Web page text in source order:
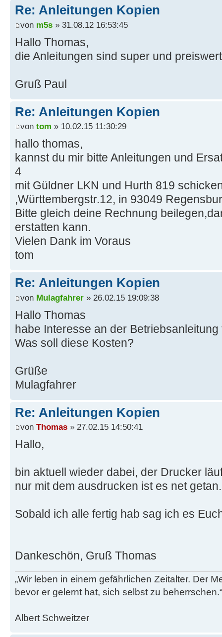
Re: Anleitungen Kopien
von m5s » 31.08.12 16:53:45
Hallo Thomas,
die Anleitungen sind super und
Gruß Paul
Re: Anleitungen Kopien
von tom » 10.02.15 11:30:29
hallo thomas,
kannst du mir bitte Anleitungen und
4
mit Güldner LKN und Hurth 819
,Württembergstr.12, in 93049
Bitte gleich deine Rechnung
erstatten kann.
Vielen Dank im Voraus
tom
Re: Anleitungen Kopien
von Mulagfahrer » 26.02.15 19:09:38
Hallo Thomas
habe Interesse an der
Was soll diese Kosten?
Grüße
Mulagfahrer
Re: Anleitungen Kopien
von Thomas » 27.02.15 14:50:41
Hallo,
bin aktuell wieder dabei, der Drucker
nur mit dem ausdrucken ist es net getan.
Sobald ich alle fertig hab sag ich es
Dankeschön, Gruß Thomas
„Wir leben in einem gefährlichen Zeitalter. Der
bevor er gelernt hat, sich selbst zu beherrschen.“
Albert Schweitzer